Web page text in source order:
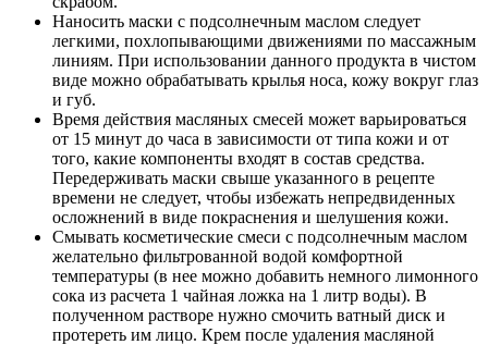
Наносить маски с подсолнечным маслом следует
легкими, похлопывающими движениями по массажным
линиям. При использовании данного продукта в чистом
виде можно обрабатывать крылья носа, кожу вокруг глаз
и губ.
Время действия масляных смесей может варьироваться
от 15 минут до часа в зависимости от типа кожи и от
того, какие компоненты входят в состав средства.
Передерживать маски свыше указанного в рецепте
времени не следует, чтобы избежать непредвиденных
осложнений в виде покраснения и шелушения кожи.
Смывать косметические смеси с подсолнечным маслом
желательно фильтрованной водой комфортной
температуры (в нее можно добавить немного лимонного
сока из расчета 1 чайная ложка на 1 литр воды). В
полученном растворе нужно смочить ватный диск и
протереть им лицо. Крем после удаления масляной